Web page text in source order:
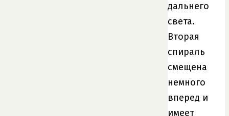
дальнего
света.
Вторая
спираль
смещена
немного
вперед и
имеет